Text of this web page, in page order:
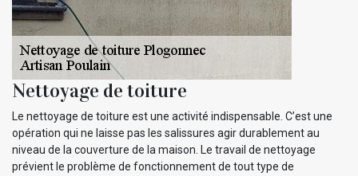
Nettoyage de toiture
Le nettoyage de toiture est une activité indispensable. C’est une
opération qui ne laisse pas les salissures agir durablement au
niveau de la couverture de la maison. Le travail de nettoyage
prévient le problème de fonctionnement de tout type de